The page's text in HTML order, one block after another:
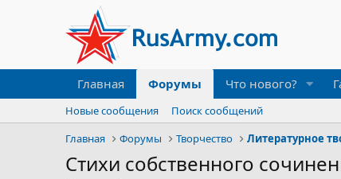
Главная Форумы Что нового?
Новые сообщения
Поиск сообщений
Главная
Форумы Творчество
Стихи собственного